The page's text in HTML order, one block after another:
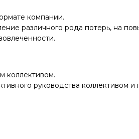
компании.
различного рода потерь, на
коллективом.
руководства коллективом